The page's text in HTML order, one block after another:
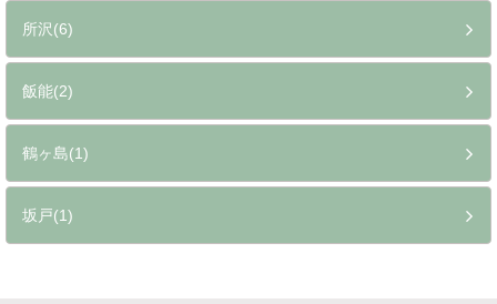
所沢(6)
飯能(2)
鶴ヶ島(1)
坂戸(1)